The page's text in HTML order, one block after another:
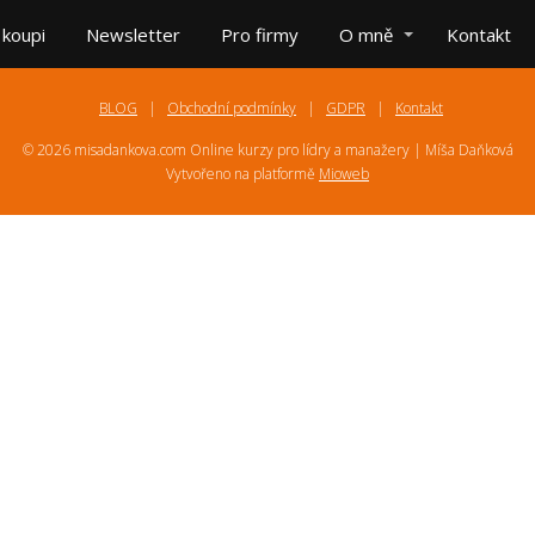
Newsletter Pro firmy O mně Kontakt
BLOG Obchodní podmínky GDPR Kontakt
© 2026 misadankova.com Online kurzy pro lídry a manažery | Míša Daňková
Vytvořeno na platformě Mioweb